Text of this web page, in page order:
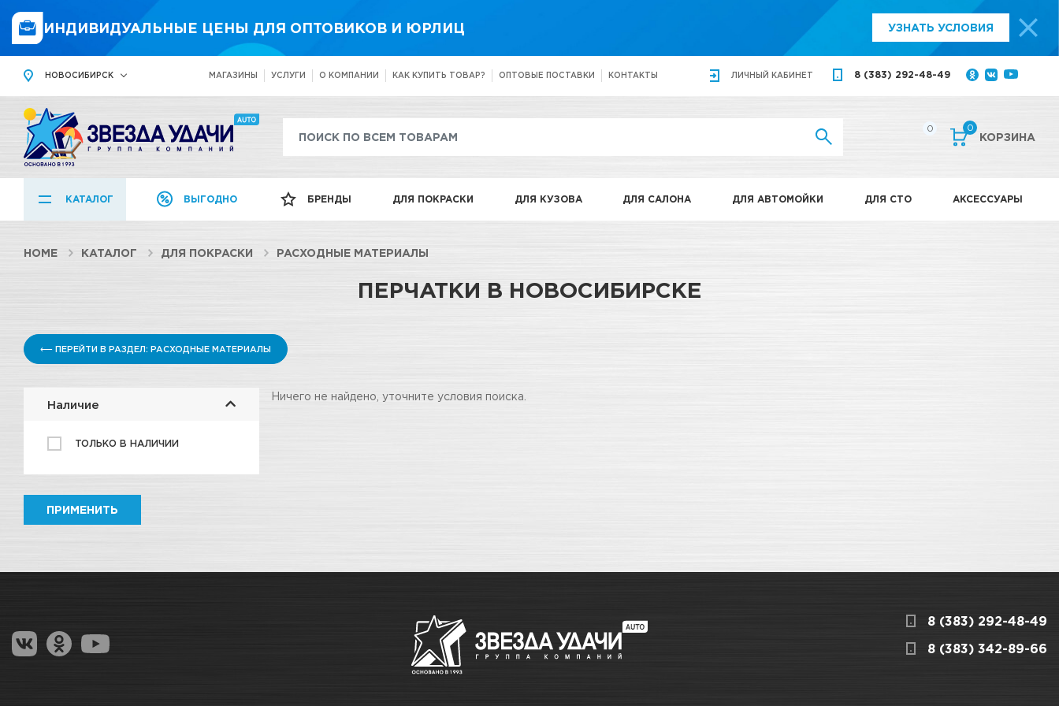
ИНДИВИДУАЛЬНЫЕ ЦЕНЫ ДЛЯ ОПТОВИКОВ И ЮРЛИЦ УЗНАТЬ УСЛОВИЯ
НОВОСИБИРСК МАГАЗИНЫ УСЛУГИ О КОМПАНИИ КАК КУПИТЬ ТОВАР? ОПТОВЫЕ ПОСТАВКИ КОНТАКТЫ ЛИЧНЫЙ КАБИНЕТ 8 (383) 292-48-49
0 0
КОРЗИНА
КАТАЛОГ ВЫГОДНО БРЕНДЫ ДЛЯ ПОКРАСКИ ДЛЯ КУЗОВА ДЛЯ САЛОНА ДЛЯ АВТОМОЙКИ ДЛЯ СТО АКСЕССУАРЫ
HOME КАТАЛОГ ДЛЯ ПОКРАСКИ РАСХОДНЫЕ МАТЕРИАЛЫ
ПЕРЧАТКИ В НОВОСИБИРСКЕ
⟵ ПЕРЕЙТИ В РАЗДЕЛ: РАСХОДНЫЕ МАТЕРИАЛЫ
Наличие
ТОЛЬКО В НАЛИЧИИ
ПРИМЕНИТЬ
Ничего не найдено, уточните условия поиска.
8 (383) 292-48-49
8 (383) 342-89-66